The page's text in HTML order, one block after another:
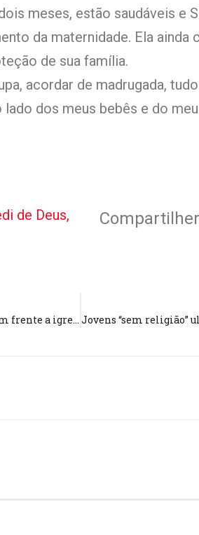
meses, estão saudáveis e
da maternidade. Ela ainda
de sua família.
acordar de madrugada,
dos meus bebês e do
de Deus,
Ativista simula aborto em frente a igreja e grita: “Estou matando bebês!”